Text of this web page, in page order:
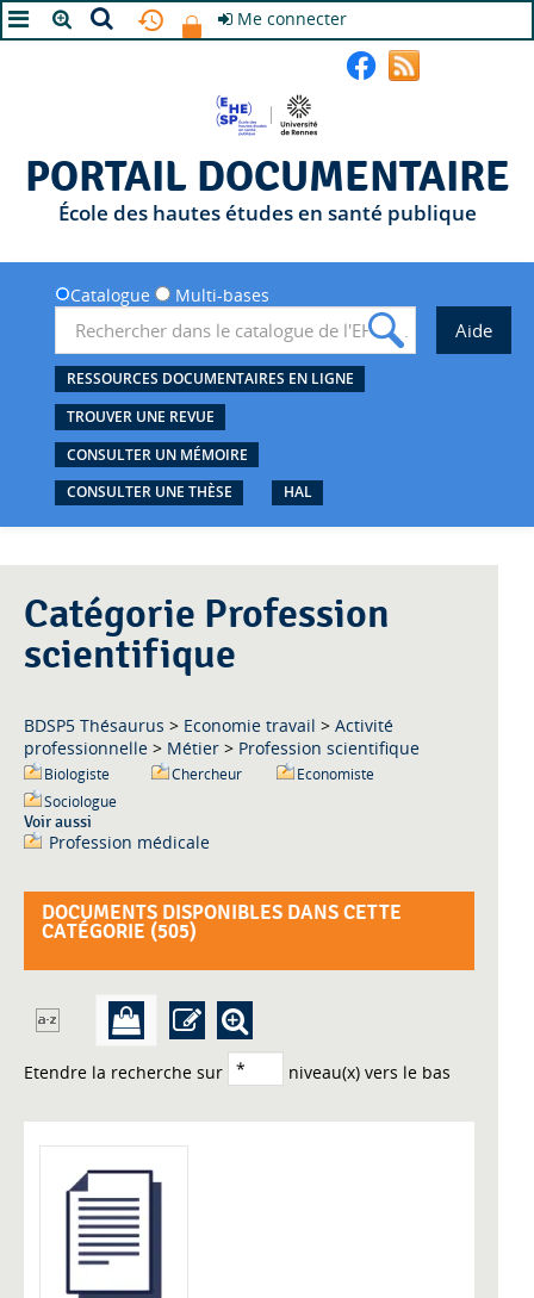
Me connecter
PORTAIL DOCUMENTAIRE
École des hautes études en santé publique
Catalogue Multi-bases
RESSOURCES DOCUMENTAIRES EN LIGNE
TROUVER UNE REVUE
CONSULTER UN MÉMOIRE
CONSULTER UNE THÈSE
HAL
Catégorie Profession
scientifique
BDSP5 Thésaurus > Economie travail > Activité
professionnelle > Métier > Profession scientifique
Biologiste Chercheur
Economiste
Sociologue
Voir aussi
Profession médicale
DOCUMENTS DISPONIBLES DANS CETTE
CATÉGORIE (505)
Etendre la recherche sur niveau(x) vers le bas